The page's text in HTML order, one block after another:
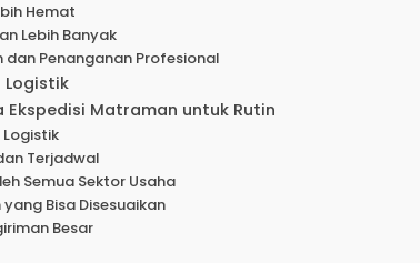
Hemat
Lebih Banyak
dan Penanganan Profesional
Logistik
Matraman untuk Rutin
Logistik
Terjadwal
Semua Sektor Usaha
Bisa Disesuaikan
Besar